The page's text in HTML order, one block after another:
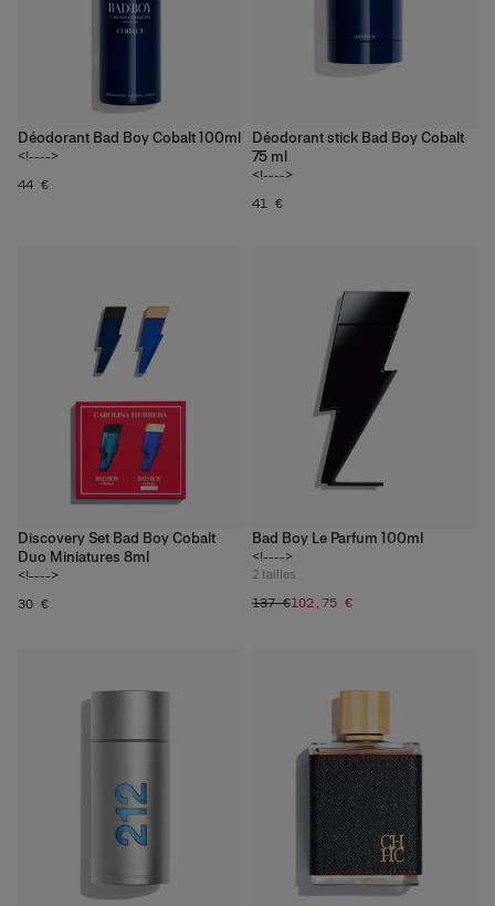
Déodorant Bad Boy Cobalt 100ml
<!---->
44 €
Déodorant stick Bad Boy Cobalt
75 ml
<!---->
41 €
Discovery Set Bad Boy Cobalt
Duo Miniatures 8ml
<!---->
30 €
Bad Boy Le Parfum 100ml
<!---->
2 tailles
137 €102,75 €